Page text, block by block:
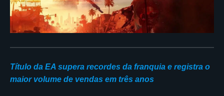
Título da EA supera recordes da franquia e registra o
maior volume de vendas em três anos